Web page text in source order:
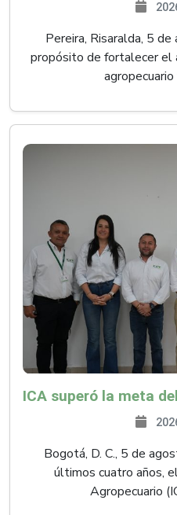
Pereira, Risaralda, 5
propósito de fortalecer el
agropecuario
Bogotá, D. C., 5 de
últimos cuatro años,
Agropecuario